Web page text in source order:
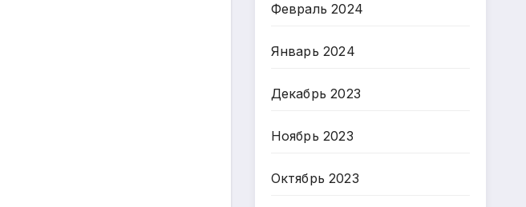
Февраль 2024
Январь 2024
Декабрь 2023
Ноябрь 2023
Октябрь 2023